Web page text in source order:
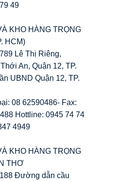
49
KHO HÀNG TRỌNG
HCM)
Lê Thị Riêng,
An, Quận 12, TP.
UBND Quận 12, TP.
08 62590486- Fax:
Hottline: 0945 74 74
4949
KHO HÀNG TRỌNG
THƠ
Đường dẫn cầu